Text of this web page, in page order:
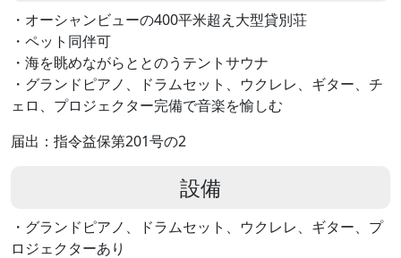
・オーシャンビューの400平米超え大型貸別荘
・ペット同伴可
・海を眺めながらととのうテントサウナ
・グランドピアノ、ドラムセット、ウクレレ、ギター、チ
ェロ、プロジェクター完備で音楽を愉しむ
届出：指令益保第201号の2
設備
・グランドピアノ、ドラムセット、ウクレレ、ギター、プ
ロジェクターあり